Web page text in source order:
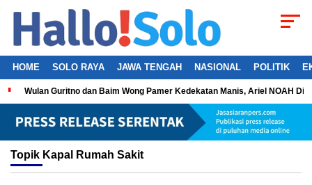
HOME SOLO RAYA JAWA TENGAH NASIONAL POLITIK
Wulan Guritno dan Baim Wong Pamer Kedekatan Manis, Ariel NOAH
Topik Kapal Rumah Sakit